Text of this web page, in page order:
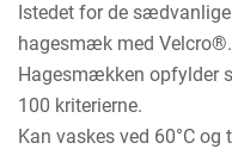
Istedet for de
hagesmæk med Velcro®.
Hagesmækken opfylder
100 kriterierne.
Kan vaskes ved 60°C